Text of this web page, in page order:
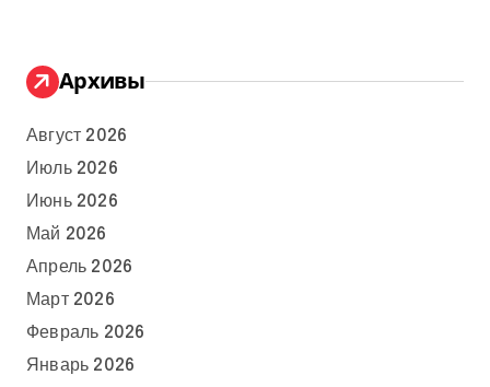
Архивы
Август 2026
Июль 2026
Июнь 2026
Май 2026
Апрель 2026
Март 2026
Февраль 2026
Январь 2026